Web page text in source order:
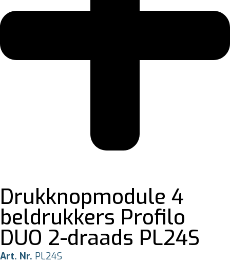
Drukknopmodule 4
beldrukkers Profilo
DUO 2-draads PL24S
Art. Nr. PL24S